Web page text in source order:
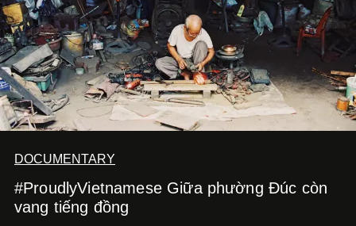
DOCUMENTARY
#ProudlyVietnamese Giữa phường Đúc còn
vang tiếng đồng